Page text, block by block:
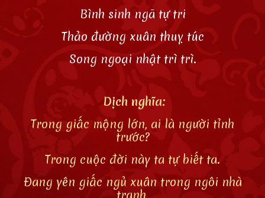
Bình sinh ngã tự tri
Thảo đường xuân thuỵ túc
Song ngoại nhật trì trì.
Dịch nghĩa:
Trong giấc mộng lớn, ai là người tỉnh
trước?
Trong cuộc đời này ta tự biết ta.
Đang yên giấc ngủ xuân trong ngôi nhà
tranh,